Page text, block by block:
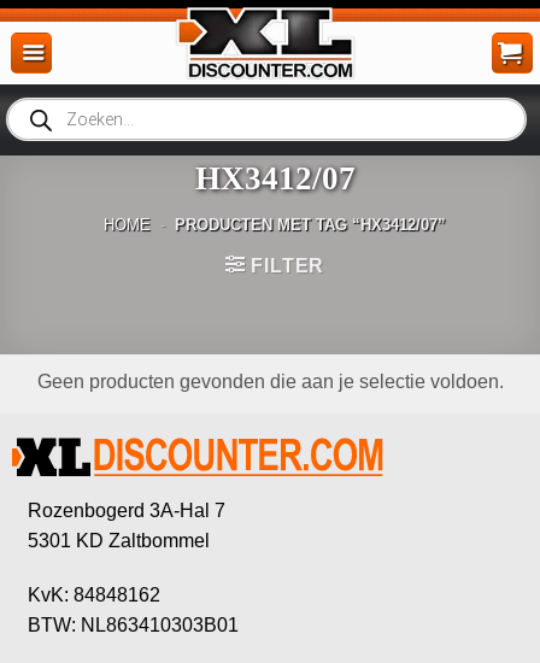
Ga
naar
inhoud
Producten
zoeken
HX3412/07
HOME - PRODUCTEN MET TAG “HX3412/07”
FILTER
Geen producten gevonden die aan je selectie voldoen.
Rozenbogerd 3A-Hal 7
5301 KD Zaltbommel
KvK: 84848162
BTW: NL863410303B01